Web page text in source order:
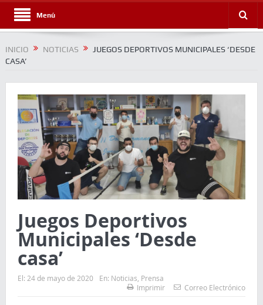
Menú
INICIO NOTICIAS
JUEGOS DEPORTIVOS MUNICIPALES ‘DESDE
CASA’
Juegos Deportivos
Municipales ‘Desde
casa’
El: 24 de mayo de 2020 En: Noticias Prensa
Imprimir
Correo Electrónico